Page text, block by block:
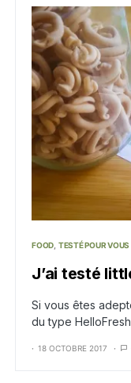
FOOD TESTÉ POUR VOUS
J’ai testé
Si vous êtes
du type
18 OCTOBRE 2017